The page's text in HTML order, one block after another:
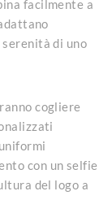
facilmente a
di uno
cogliere
con un selfie
del logo a